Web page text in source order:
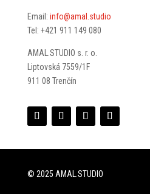
Email: info@amal.studio
Tel: +421 911 149 080
AMAL.STUDIO s. r. o.
Liptovská 7559/1F
911 08 Trenčín
© 2025 AMAL.STUDIO